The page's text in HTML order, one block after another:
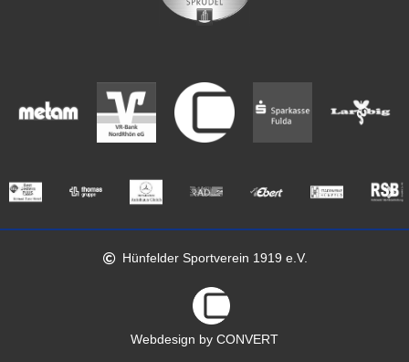
Hünfelder Sportverein 1919 e.V.
Webdesign by CONVERT